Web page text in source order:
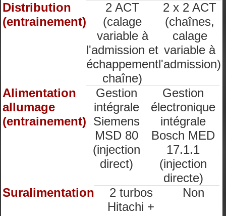
Distribution
(entrainement)
2 ACT
(calage
variable à
l'admission et
échappement
chaîne)
2 x 2 ACT
(chaînes,
calage
variable à
l'admission)
Alimentation
allumage
(entrainement)
Gestion
intégrale
Siemens
MSD 80
(injection
direct)
Gestion
électronique
intégrale
Bosch MED
17.1.1
(injection
directe)
Suralimentation
2 turbos
Hitachi +
Non